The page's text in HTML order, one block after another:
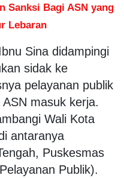
Sanksi Bagi ASN yang
Lebaran
Sina didampingi
sidak ke
pelayanan publik
masuk kerja.
Wali Kota
antaranya
Puskesmas
Publik).